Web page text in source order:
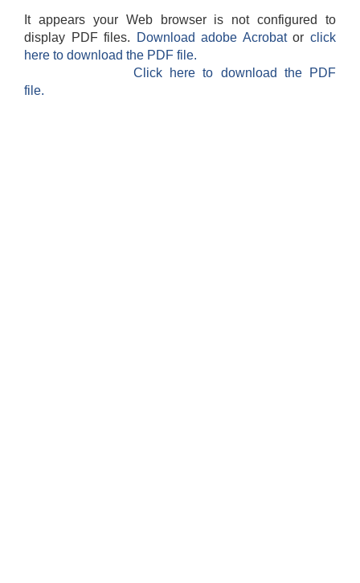
It appears your Web browser is not configured to
display PDF files.
Download adobe Acrobatorclick
here to download the PDF file.
Click here to download the PDF
file.